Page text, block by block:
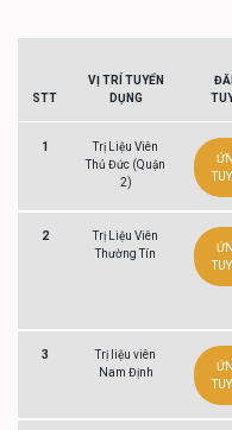
STT
VỊ TRÍ TUYỂN
DỤNG
1
Trị Liệu Viên
Thủ Đức (Quận
2)
2
Trị Liệu Viên
Thường Tín
3
Trị liệu viên
Nam Định